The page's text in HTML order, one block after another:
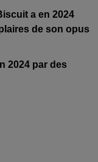
a en 2024
de son opus
2024 par des